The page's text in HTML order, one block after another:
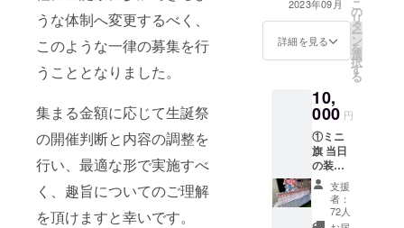
うな体制へ変更するべく、
このような一律の募集を行
うこととなりました。
集まる金額に応じて生誕祭
の開催判断と内容の調整を
行い、最適な形で実施すべ
く、趣旨についてのご理解
を頂けますと幸いです。
特殊文字・記号
は使用できませ
ん。
前を掲載させて
いただきます。
備考欄に記載希
プレートのお持
ち帰り不可 ※お
名前（ニック
ネーム可）は、6
文字までお願い
いたします。 ※
特殊文字・記号
は使用できませ
2023年09月
詳細を見る
こ
の
リ
タ
ー
ン
を
選
択
す
る
10,
000 円
①ミニ
旗 当日
の装飾
に使用
する、
ミニ旗
を作成
支援
者：
72人